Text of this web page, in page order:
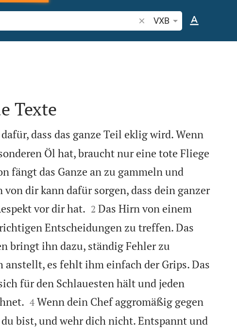
Bibelstelle oder Begriff suchen
VXB
Texte
dass das ganze Teil eklig wird. Wenn
Öl hat, braucht nur eine tote Fliege
fängt das Ganze an zu gammeln und
dir kann dafür sorgen, dass dein ganzer
vor dir hat.
2 Das Hirn von einem
Entscheidungen zu treffen. Das
bringt ihn dazu, ständig Fehler zu
anstellt, es fehlt ihm einfach der Grips. Das
für den Schlauesten hält und jeden

4 Wenn dein Chef aggromäßig gegen
bist, und wehr dich nicht. Entspannt und